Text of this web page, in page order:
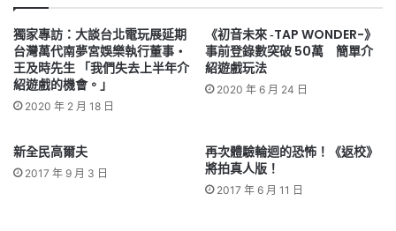
獨家專訪：大談台北電玩展延期
台灣萬代南夢宮娛樂執行董事‧
王及時先生 「我們失去上半年介
紹遊戲的機會。」
2020 年 2 月 18 日
《初音未來 ‐TAP WONDER-》
事前登錄數突破 50萬 簡單介
紹遊戲玩法
2020 年 6 月 24 日
新全民高爾夫
2017 年 9 月 3 日
再次體驗輪迴的恐怖！《返校》
將拍真人版！
2017 年 6 月 11 日